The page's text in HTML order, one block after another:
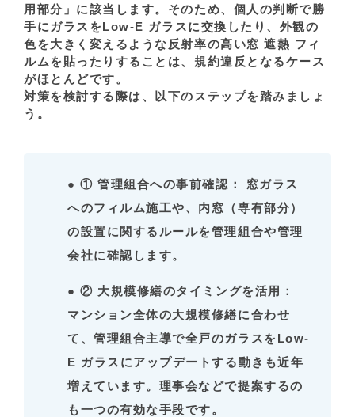
用部分」に該当します。そのため、個人の判断で勝
手にガラスをLow-E ガラスに交換したり、外観の
色を大きく変えるような反射率の高い窓 遮熱 フィ
ルムを貼ったりすることは、規約違反となるケース
がほとんどです。
対策を検討する際は、以下のステップを踏みましょ
う。
●① 管理組合への事前確認：
窓ガラス
へのフィルム施工や、内窓（専有部分）
の設置に関するルールを管理組合や管理
会社に確認します。
●② 大規模修繕のタイミングを活用：
マンション全体の大規模修繕に合わせ
て、管理組合主導で全戸のガラスをLow-
E ガラスにアップデートする動きも近年
増えています。理事会などで提案するの
も一つの有効な手段です。